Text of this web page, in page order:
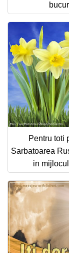
Pentru toti
Sarbatoarea
in